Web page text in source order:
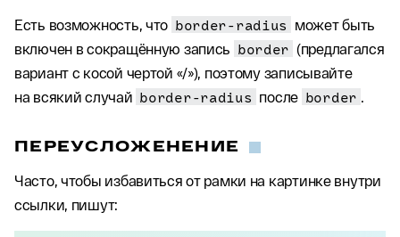
Есть возможность, что border-radius может быть
включен в сокращённую запись border (предлагался
вариант с косой чертой «/»), поэтому записывайте
на всякий случай border-radius после border
ПЕРЕУСЛОЖЕНЕНИЕ
Часто, чтобы избавиться от рамки на картинке внутри
ссылки, пишут: